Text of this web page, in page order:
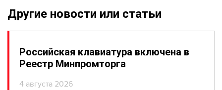
Другие новости или статьи
Российская клавиатура включена в
Реестр Минпромторга
4 августа 2026